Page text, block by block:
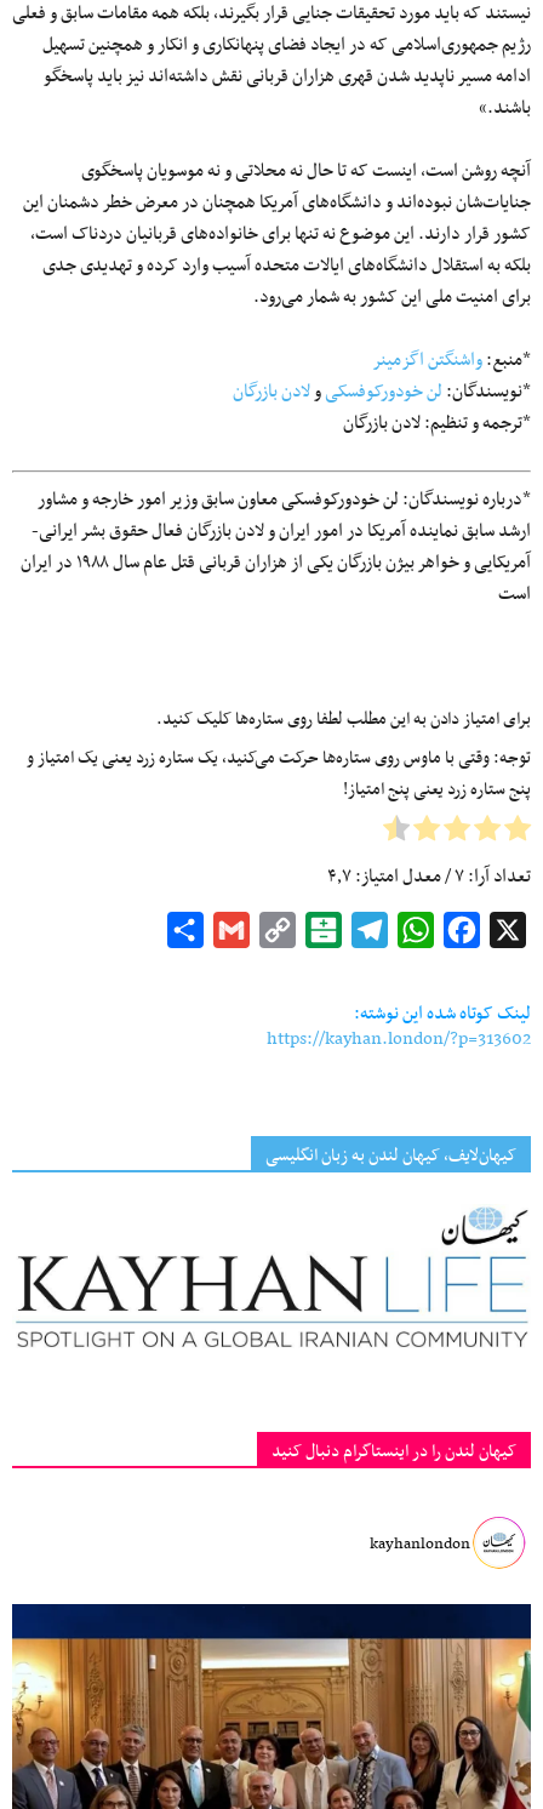
نیستند که باید مورد تحقیقات جنایی قرار بگیرند، بلکه همه مقامات سابق و فعلی
رژیم جمهوری‌اسلامی که در ایجاد فضای پنهانکاری و انکار و همچنین تسهیل
ادامه مسیر ناپدید شدن قهری هزاران قربانی نقش داشته‌اند نیز باید پاسخگو
باشند.»
آنچه روشن است، اینست که تا حال نه محلاتی و نه موسویان پاسخگوی
جنایات‌شان نبوده‌اند و دانشگاه‌های آمریکا همچنان در معرض خطر دشمنان این
کشور قرار دارند. این موضوع نه تنها برای خانواده‌های قربانیان دردناک است،
بلکه به استقلال دانشگاه‌های ایالات متحده آسیب وارد کرده و تهدیدی جدی
برای امنیت ملی این کشور به شمار می‌رود.
*منبع:واشنگتن اگزمینر
*نویسندگان:لن خودورکوفسکیولادن بازرگان
*ترجمه و تنظیم: لادن بازرگان
*درباره نویسندگان: لن خودورکوفسکی معاون سابق وزیر امور خارجه و مشاور
ارشد سابق نماینده آمریکا در امور ایران و لادن بازرگان فعال حقوق بشر ایرانی-
آمریکایی و خواهر بیژن بازرگان یکی از هزاران قربانی قتل عام سال ۱۹۸۸ در ایران
است
برای امتیاز دادن به این مطلب لطفا روی ستاره‌ها کلیک کنید.
توجه: وقتی با ماوس روی ستاره‌ها حرکت می‌کنید، یک ستاره زرد یعنی یک امتیاز و
پنج ستاره زرد یعنی پنج امتیاز!
تعداد آرا:۷/ معدل امتیاز:۴٫۷
Facebook
WhatsApp
Telegram
Balatarin
Copy
Gmail
لینک کوتاه شده این نوشته:
https://kayhan.london/?p=313602
کیهان‌لایف، کیهان لندن به زبان انگلیسی
کیهان لندن را در اینستاگرام دنبال کنید
kayhanlondon